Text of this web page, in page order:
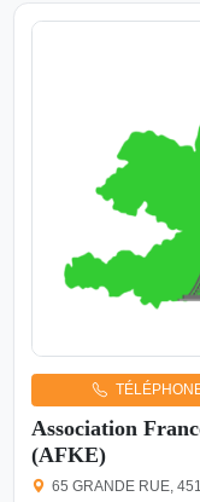
Association
(AFKE)
65 GRANDE RUE,